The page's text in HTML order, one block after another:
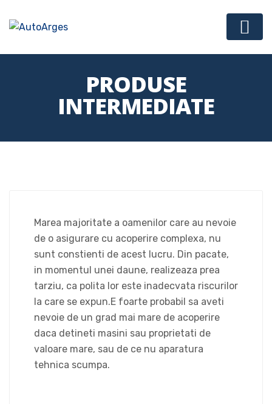
PRODUSE
INTERMEDIATE
Marea majoritate a oamenilor care au nevoie
de o asigurare cu acoperire complexa, nu
sunt constienti de acest lucru. Din pacate,
in momentul unei daune, realizeaza prea
tarziu, ca polita lor este inadecvata riscurilor
la care se expun.E foarte probabil sa aveti
nevoie de un grad mai mare de acoperire
daca detineti masini sau proprietati de
valoare mare, sau de ce nu aparatura
tehnica scumpa.